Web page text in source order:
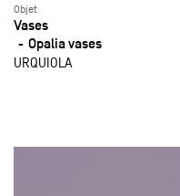
Objet
Vases
Opalia vases
URQUIOLA